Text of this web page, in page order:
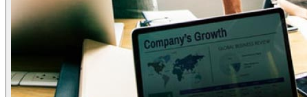
ข่าวภาษี
ข่าวบัญชี
ข่าวธุรกิจ
ข่าวสัมมนา
ข่าวไอที